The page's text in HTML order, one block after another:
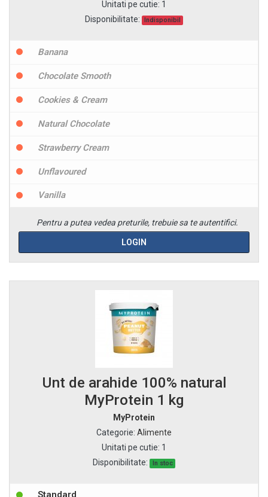
Unitati pe cutie: 1
Disponibilitate:
Indisponibil
Banana
Chocolate Smooth
Cookies & Cream
Natural Chocolate
Strawberry Cream
Unflavoured
Vanilla
Pentru a putea vedea preturile, trebuie sa te autentifici.
LOGIN
Unt de arahide 100% natural
MyProtein 1 kg
MyProtein
Categorie: Alimente
Unitati pe cutie: 1
Disponibilitate:
In stoc